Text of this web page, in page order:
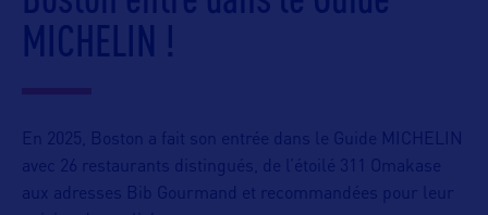
MICHELIN !
En 2025, Boston a fait son entrée dans le Guide MICHELIN
avec 26 restaurants distingués, de l’étoilé 311 Omakase
aux adresses Bib Gourmand et recommandées pour leur